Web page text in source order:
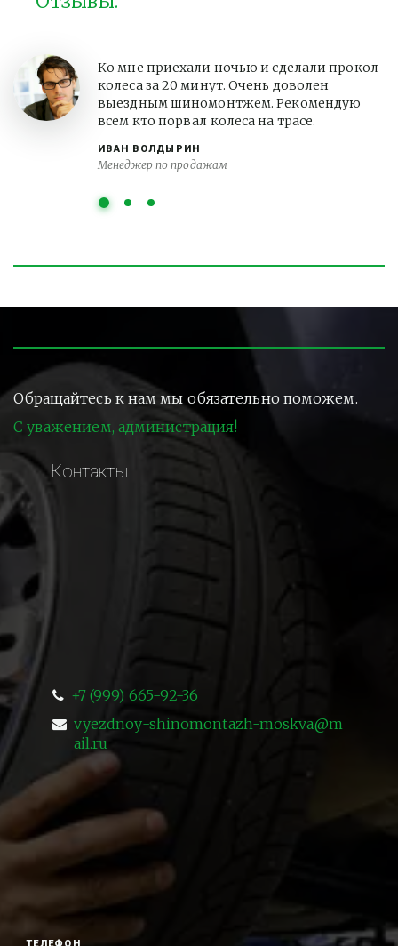
ИВАН ВОЛДЫРИН
Менеджер по продажам
Ко мне приехали ночью и сделали прокол
колеса за 20 минут. Очень доволен
выездным шиномонтжем. Рекомендую
всем кто порвал колеса на трасе.
Обращайтесь к нам мы обязательно поможем.
С уважением, администрация!
Контакты
+7 (999) 665-92-36
vyezdnoy-shinomontazh-moskva@m
ail.ru